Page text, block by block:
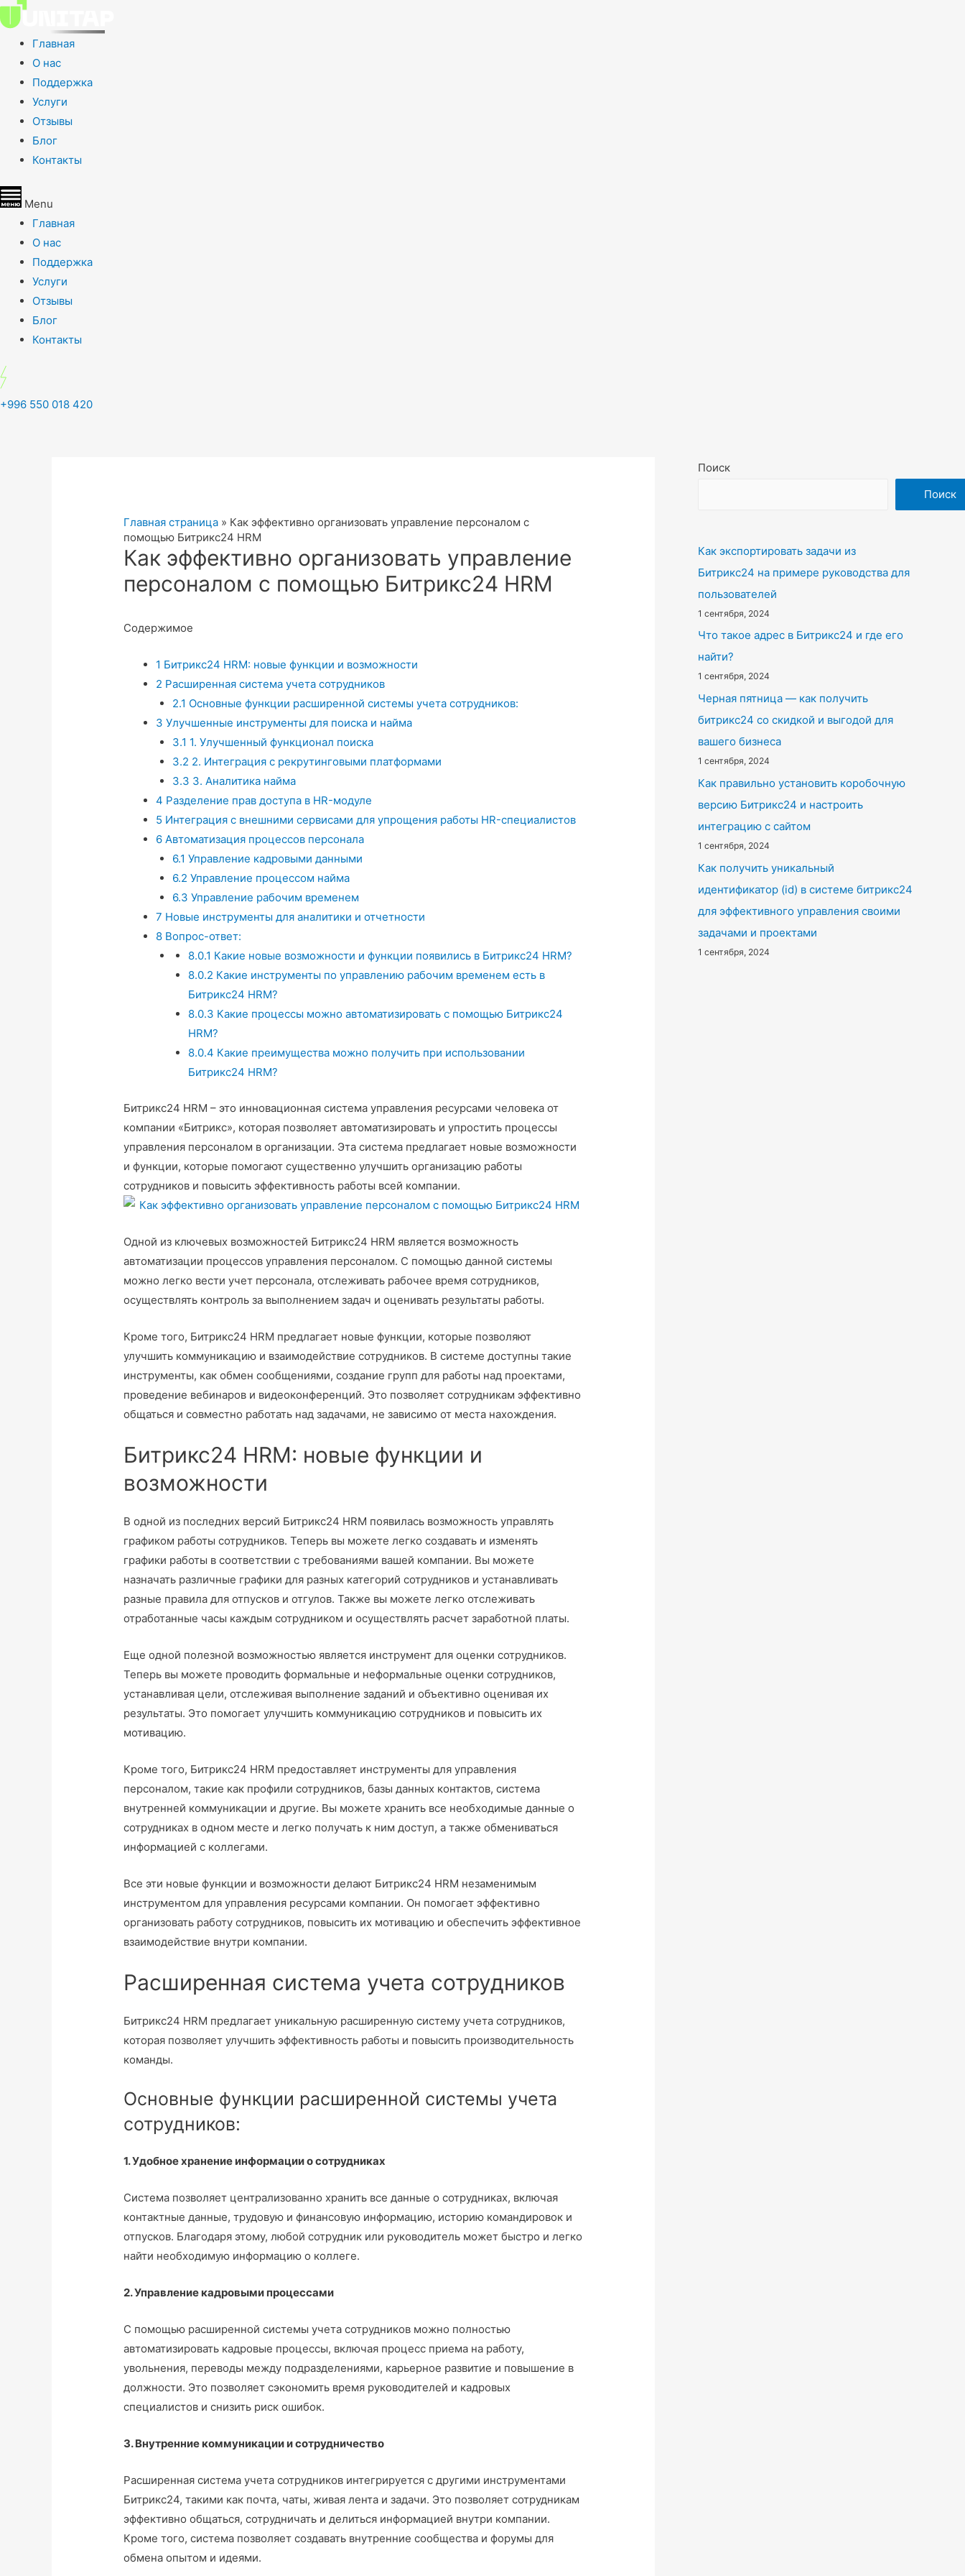
Главная
О нас
Поддержка
Услуги
Отзывы
Блог
Контакты
Menu
Главная
О нас
Поддержка
Услуги
Отзывы
Блог
Контакты
+996 550 018 420
Главная страница » Как эффективно организовать управление персоналом с
помощью Битрикс24 HRM
Как эффективно организовать управление
персоналом с помощью Битрикс24 HRM
Содержимое
1 Битрикс24 HRM: новые функции и возможности
2 Расширенная система учета сотрудников
2.1 Основные функции расширенной системы учета сотрудников:
3 Улучшенные инструменты для поиска и найма
3.1 1. Улучшенный функционал поиска
3.2 2. Интеграция с рекрутинговыми платформами
3.3 3. Аналитика найма
4 Разделение прав доступа в HR-модуле
5 Интеграция с внешними сервисами для упрощения работы HR-специалистов
6 Автоматизация процессов персонала
6.1 Управление кадровыми данными
6.2 Управление процессом найма
6.3 Управление рабочим временем
7 Новые инструменты для аналитики и отчетности
8 Вопрос-ответ:
8.0.1 Какие новые возможности и функции появились в Битрикс24 HRM?
8.0.2 Какие инструменты по управлению рабочим временем есть в
Битрикс24 HRM?
8.0.3 Какие процессы можно автоматизировать с помощью Битрикс24
HRM?
8.0.4 Какие преимущества можно получить при использовании
Битрикс24 HRM?
Битрикс24 HRM – это инновационная система управления ресурсами человека от
компании «Битрикс», которая позволяет автоматизировать и упростить процессы
управления персоналом в организации. Эта система предлагает новые возможности
и функции, которые помогают существенно улучшить организацию работы
сотрудников и повысить эффективность работы всей компании.
Одной из ключевых возможностей Битрикс24 HRM является возможность
автоматизации процессов управления персоналом. С помощью данной системы
можно легко вести учет персонала, отслеживать рабочее время сотрудников,
осуществлять контроль за выполнением задач и оценивать результаты работы.
Кроме того, Битрикс24 HRM предлагает новые функции, которые позволяют
улучшить коммуникацию и взаимодействие сотрудников. В системе доступны такие
инструменты, как обмен сообщениями, создание групп для работы над проектами,
проведение вебинаров и видеоконференций. Это позволяет сотрудникам эффективно
общаться и совместно работать над задачами, не зависимо от места нахождения.
Битрикс24 HRM: новые функции и
возможности
В одной из последних версий Битрикс24 HRM появилась возможность управлять
графиком работы сотрудников. Теперь вы можете легко создавать и изменять
графики работы в соответствии с требованиями вашей компании. Вы можете
назначать различные графики для разных категорий сотрудников и устанавливать
разные правила для отпусков и отгулов. Также вы можете легко отслеживать
отработанные часы каждым сотрудником и осуществлять расчет заработной платы.
Еще одной полезной возможностью является инструмент для оценки сотрудников.
Теперь вы можете проводить формальные и неформальные оценки сотрудников,
устанавливая цели, отслеживая выполнение заданий и объективно оценивая их
результаты. Это помогает улучшить коммуникацию сотрудников и повысить их
мотивацию.
Кроме того, Битрикс24 HRM предоставляет инструменты для управления
персоналом, такие как профили сотрудников, базы данных контактов, система
внутренней коммуникации и другие. Вы можете хранить все необходимые данные о
сотрудниках в одном месте и легко получать к ним доступ, а также обмениваться
информацией с коллегами.
Все эти новые функции и возможности делают Битрикс24 HRM незаменимым
инструментом для управления ресурсами компании. Он помогает эффективно
организовать работу сотрудников, повысить их мотивацию и обеспечить эффективное
взаимодействие внутри компании.
Расширенная система учета сотрудников
Битрикс24 HRM предлагает уникальную расширенную систему учета сотрудников,
которая позволяет улучшить эффективность работы и повысить производительность
команды.
Основные функции расширенной системы учета
сотрудников:
1. Удобное хранение информации о сотрудниках
Система позволяет централизованно хранить все данные о сотрудниках, включая
контактные данные, трудовую и финансовую информацию, историю командировок и
отпусков. Благодаря этому, любой сотрудник или руководитель может быстро и легко
найти необходимую информацию о коллеге.
2. Управление кадровыми процессами
С помощью расширенной системы учета сотрудников можно полностью
автоматизировать кадровые процессы, включая процесс приема на работу,
увольнения, переводы между подразделениями, карьерное развитие и повышение в
должности. Это позволяет сэкономить время руководителей и кадровых
специалистов и снизить риск ошибок.
3. Внутренние коммуникации и сотрудничество
Расширенная система учета сотрудников интегрируется с другими инструментами
Битрикс24, такими как почта, чаты, живая лента и задачи. Это позволяет сотрудникам
эффективно общаться, сотрудничать и делиться информацией внутри компании.
Кроме того, система позволяет создавать внутренние сообщества и форумы для
обмена опытом и идеями.
Поиск
Поиск
Как экспортировать задачи из
Битрикс24 на примере руководства для
пользователей
1 сентября, 2024
Что такое адрес в Битрикс24 и где его
найти?
1 сентября, 2024
Черная пятница — как получить
битрикс24 со скидкой и выгодой для
вашего бизнеса
1 сентября, 2024
Как правильно установить коробочную
версию Битрикс24 и настроить
интеграцию с сайтом
1 сентября, 2024
Как получить уникальный
идентификатор (id) в системе битрикс24
для эффективного управления своими
задачами и проектами
1 сентября, 2024